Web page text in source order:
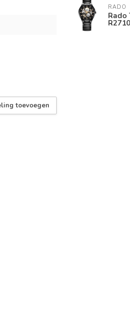
toevoegen
RADO
Rado